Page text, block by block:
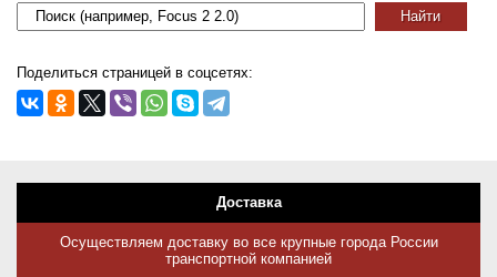
Поделиться страницей в соцсетях:
Доставка
Осуществляем доставку во все крупные города России
транспортной компанией